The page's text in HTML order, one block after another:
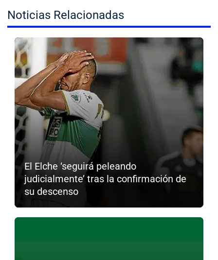
Noticias Relacionadas
El Elche ‘seguirá peleando
judicialmente’ tras la confirmación de
su descenso